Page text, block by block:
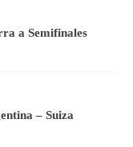
a Semifinales
– Suiza